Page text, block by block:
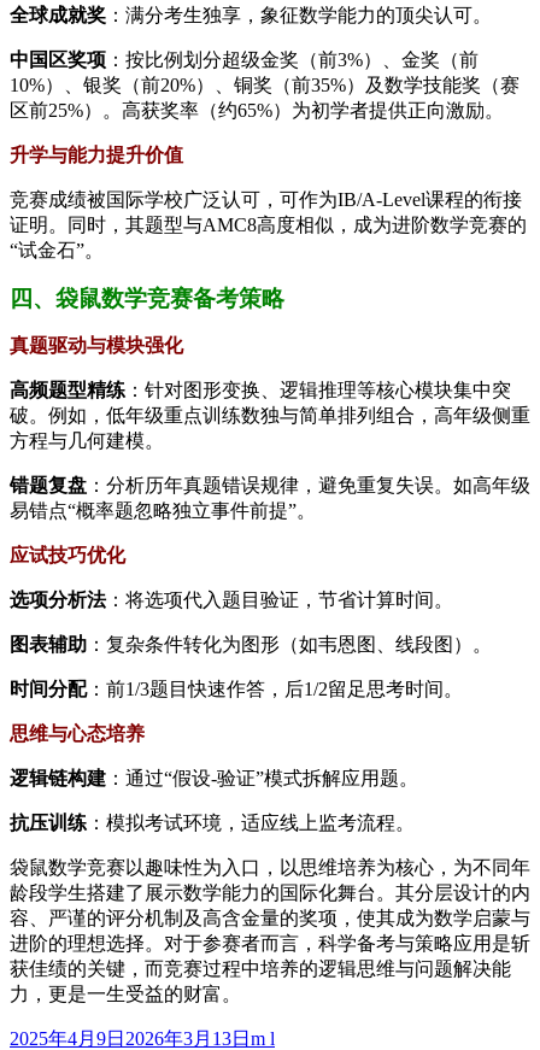
全球成就奖 ：满分考生独享，象征数学能力的顶尖认可。
中国区奖项 ：按比例划分超级金奖（前3%）、金奖（前
10%）、银奖（前20%）、铜奖（前35%）及数学技能奖（赛
区前25%）。高获奖率（约65%）为初学者提供正向激励。
升学与能力提升价值
竞赛成绩被国际学校广泛认可，可作为IB/A-Level课程的衔接
证明。同时，其题型与AMC8高度相似，成为进阶数学竞赛的
“试金石”。
四、袋鼠数学竞赛备考策略
真题驱动与模块强化
高频题型精练 ：针对图形变换、逻辑推理等核心模块集中突
破。例如，低年级重点训练数独与简单排列组合，高年级侧重
方程与几何建模。
错题复盘 ：分析历年真题错误规律，避免重复失误。如高年级
易错点“概率题忽略独立事件前提”。
应试技巧优化
选项分析法：将选项代入题目验证，节省计算时间。
图表辅助 ：复杂条件转化为图形（如韦恩图、线段图）。
时间分配：前1/3题目快速作答，后1/2留足思考时间。
思维与心态培养
逻辑链构建 ：通过“假设-验证”模式拆解应用题。
抗压训练 ：模拟考试环境，适应线上监考流程。
袋鼠数学竞赛以趣味性为入口，以思维培养为核心，为不同年
龄段学生搭建了展示数学能力的国际化舞台。其分层设计的内
容、严谨的评分机制及高含金量的奖项，使其成为数学启蒙与
进阶的理想选择。对于参赛者而言，科学备考与策略应用是斩
获佳绩的关键，而竞赛过程中培养的逻辑思维与问题解决能
力，更是一生受益的财富。
发
2025年4月9日 2026年3月13日 作
m l